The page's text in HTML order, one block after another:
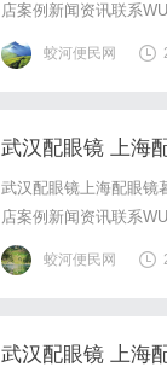
店案例新闻资讯联系
写字楼眼镜店直营品
基础，全场镜片40%-
蛟河便民网
武汉配眼镜 上海
武汉配眼镜上海配眼镜
店案例新闻资讯联系
写字楼眼镜店直营品牌
基础，全场镜片40%-
蛟河便民网
武汉配眼镜 上海